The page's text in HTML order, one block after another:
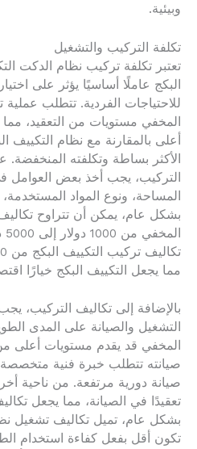
وبيئية.
تكلفة التركيب والتشغيل
تعتبر تكلفة تركيب نظام الدكت
البكج عاملًا أساسيًا يؤثر على
للاحتياجات الفردية. تتطلب
المخفي مستويات من التعقيد،
أعلى بالمقارنة مع نظام التكييف
الأكثر بساطة وتكلفته المنخفضة.
التركيب، يجب أخذ بعض العوامل
المساحة، ونوع المواد
بشكل عام، يمكن أن تتراوح
مما يجعل التكييف البكج خيارًا
بالإضافة إلى تكاليف التركيب،
التشغيل والصيانة على المدى
المخفي قد يقدم مستويات أعلى
صيانته تتطلب خبرة فنية
صيانة دورية مرتفعة. من ناحية
تعقيدًا في الصيانة، مما يجعل
بشكل عام، تميل تكاليف تشغيل
تكون أقل بفعل كفاءة استخدام